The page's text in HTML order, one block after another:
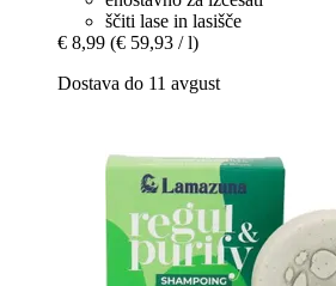
ščiti lase in lasišče
€ 8,99 (€ 59,93 / l)
Dostava do 11 avgust